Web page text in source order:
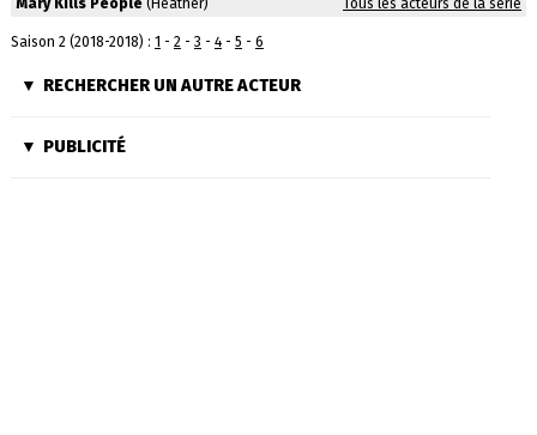
Mary Kills People(Heather) Tous les acteurs de la série
Saison 2 (2018-2018) : 1 - 2- 3 - 4- 5 - 6
RECHERCHER UN AUTRE ACTEUR
PUBLICITÉ